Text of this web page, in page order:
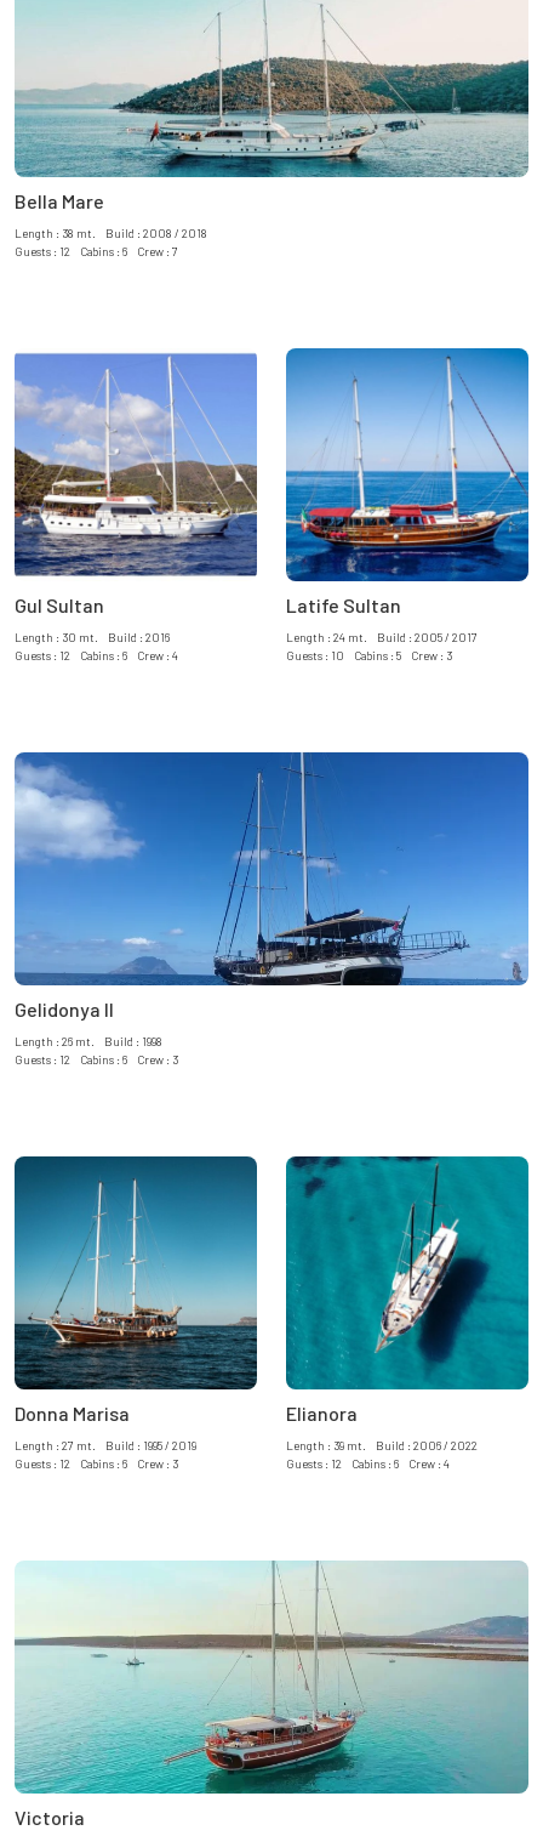
Bella Mare
Length : 38 mt. Build : 2008 / 2018
Guests : 12 Cabins : 6 Crew : 7
Gul Sultan
Length : 30 mt. Build : 2016
Guests : 12 Cabins : 6 Crew : 4
Latife Sultan
Length : 24 mt. Build : 2005 / 2017
Guests : 10 Cabins : 5 Crew : 3
Gelidonya II
Length : 26 mt. Build : 1998
Guests : 12 Cabins : 6 Crew : 3
Donna Marisa
Length : 27 mt. Build : 1995 / 2019
Guests : 12 Cabins : 6 Crew : 3
Elianora
Length : 39 mt. Build : 2006 / 2022
Guests : 12 Cabins : 6 Crew : 4
Victoria